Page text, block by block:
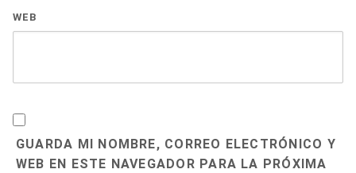
WEB
GUARDA MI NOMBRE, CORREO ELECTRÓNICO Y
WEB EN ESTE NAVEGADOR PARA LA PRÓXIMA